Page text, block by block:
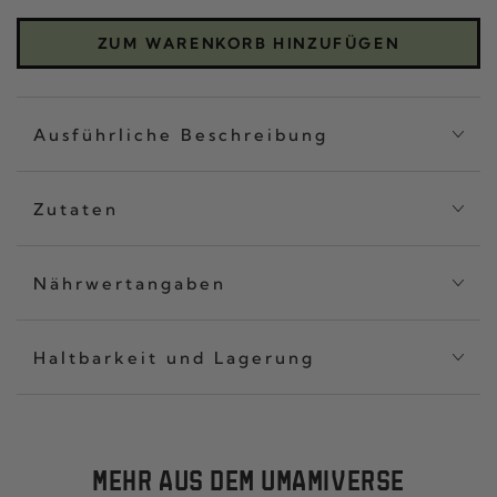
SET
CHILI
CRISP
SET
ZUM WARENKORB HINZUFÜGEN
Ausführliche Beschreibung
Zutaten
Nährwertangaben
Haltbarkeit und Lagerung
MEHR AUS DEM UMAMIVERSE